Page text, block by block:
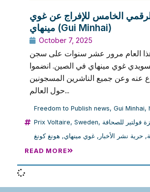
الرقمي الخامس للإفراج عن غوي
مينهاي (Gui Minhai)
October 7, 2025
العام مرور عشر سنوات على سجن
غوي مينهاي في الصين. انضموا
عنه وعن جميع الناشرين المسجونين
حول العالم...
Freedom to Publish news, Gui Minhai,
Prix Voltaire, Sweden, فولتير للصحافة
, حرية نشر الأخبار , غوي مينهاي, هونغ كونغ
READ MORE